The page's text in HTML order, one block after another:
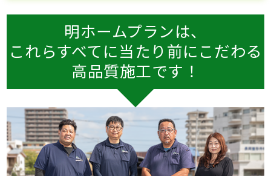
明ホームプランは、
これらすべてに当たり前にこだわる
高品質施工です！